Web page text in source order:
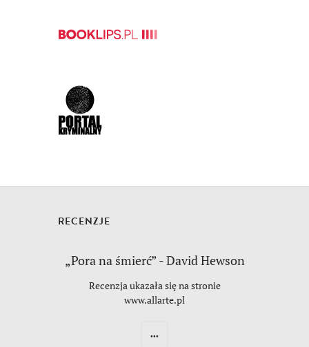
RECENZJE
„Pora na śmierć” - David Hewson
Recenzja ukazała się na stronie
www.allarte.pl
...